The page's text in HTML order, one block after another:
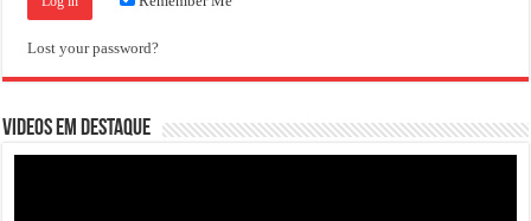
Lost your password?
VIDEOS EM DESTAQUE